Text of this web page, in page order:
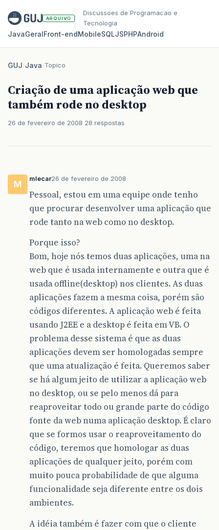
ARQUIVO
Discussoes de Programacao e
Tecnologia
JavaGeralFront‑endMobileSQLJSPHPAndroid
GUJ/Java/Topico
Criação de uma aplicação web que
também rode no desktop
26 de fevereiro de 2008 28 respostas
M
mlecar26 de fevereiro de 2008
Pessoal, estou em uma equipe onde tenho
que procurar desenvolver uma aplicação que
rode tanto na web como no desktop.
Porque isso?
Bom, hoje nós temos duas aplicações, uma na
web que é usada internamente e outra que é
usada offline(desktop) nos clientes. As duas
aplicações fazem a mesma coisa, porém são
códigos diferentes. A aplicação web é feita
usando J2EE e a desktop é feita em VB. O
problema desse sistema é que as duas
aplicações devem ser homologadas sempre
que uma atualização é feita. Queremos saber
se há algum jeito de utilizar a aplicação web
no desktop, ou se pelo menos dá para
reaproveitar todo ou grande parte do código
fonte da web numa aplicação desktop. É claro
que se formos usar o reaproveitamento do
código, teremos que homologar as duas
aplicações de qualquer jeito, porém com
muito pouca probabilidade de que alguma
funcionalidade seja diferente entre os dois
ambientes.
A idéia também é fazer com que o cliente